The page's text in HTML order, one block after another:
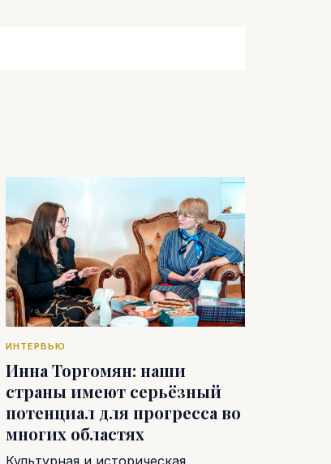
ИНТЕРВЬЮ
Инна Торгомян: наши
страны имеют серьёзный
потенциал для прогресса во
многих областях
Культурная и историческая